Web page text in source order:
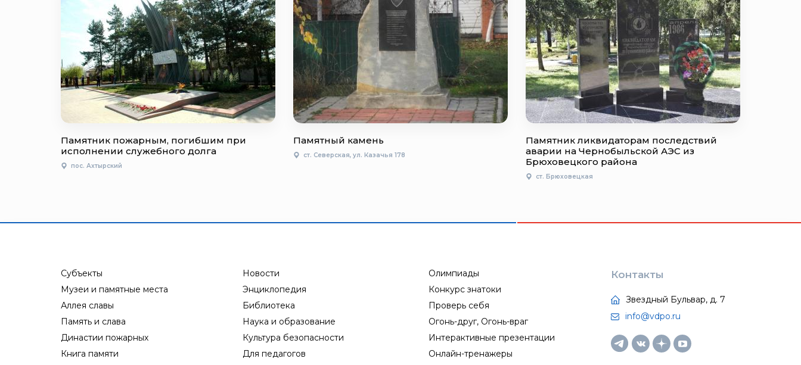
Памятник пожарным, погибшим при
исполнении служебного долга
пос. Ахтырский
Памятный камень
ст. Северская, ул. Казачья 178
Памятник ликвидаторам последствий
аварии на Чернобыльской АЭС из
Брюховецкого района
ст. Брюховецкая
Субъекты
Музеи и памятные места
Аллея славы
Память и слава
Династии пожарных
Книга памяти
Новости
Энциклопедия
Библиотека
Наука и образование
Культура безопасности
Для педагогов
Олимпиады
Конкурс знатоки
Проверь себя
Огонь-друг, Огонь-враг
Интерактивные презентации
Онлайн-тренажеры
Контакты
Звездный Бульвар, д. 7
info@vdpo.ru